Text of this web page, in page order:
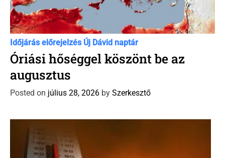
C
a
t
e
g
Időjárás előrejelzés Új Dávid naptár
Óriási hőséggel köszönt be az
augusztus
Posted on július 28, 2026 by Szerkesztő